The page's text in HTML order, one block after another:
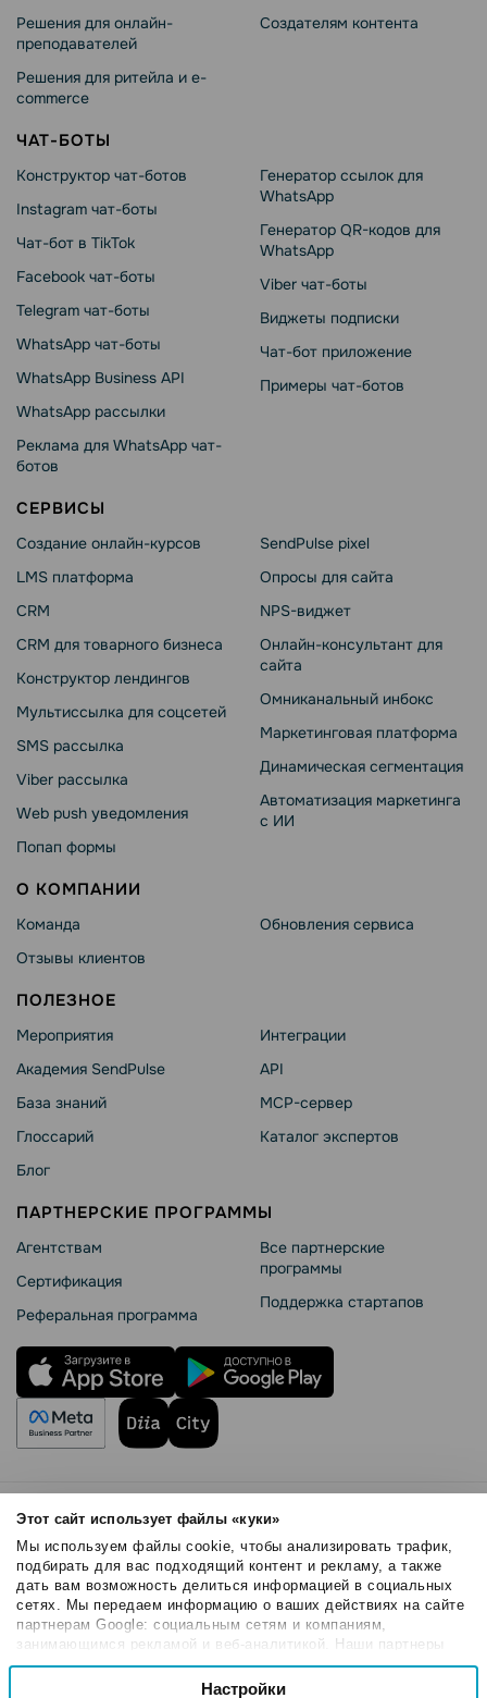
Этот сайт использует файлы «куки»
Мы используем файлы cookie, чтобы анализировать трафик,
подбирать для вас подходящий контент и рекламу, а также
дать вам возможность делиться информацией в социальных
сетях. Мы передаем информацию о ваших действиях на сайте
партнерам Google: социальным сетям и компаниям,
занимающимся рекламой и веб-аналитикой. Наши партнеры
могут комбинировать эти сведения с предоставленной вами
информацией, а также данными, которые они получили при
Выбор
Настройки
Решения для онлайн-
преподавателей
Решения для ритейла и e-
commerce
Создателям контента
ЧАТ-БОТЫ
Конструктор чат-ботов
Instagram чат-боты
Чат-бот в TikTok
Facebook чат-боты
Telegram чат-боты
WhatsApp чат-боты
WhatsApp Business API
WhatsApp рассылки
Реклама для WhatsApp чат-
ботов
Генератор ссылок для
WhatsApp
Генератор QR-кодов для
WhatsApp
Viber чат-боты
Виджеты подписки
Чат-бот приложение
Примеры чат-ботов
СЕРВИСЫ
Создание онлайн-курсов
LMS платформа
CRM
CRM для товарного бизнеса
Конструктор лендингов
Мультиссылка для соцсетей
SMS рассылка
Viber рассылка
Web push уведомления
Попап формы
SendPulse pixel
Опросы для сайта
NPS-виджет
Онлайн-консультант для
сайта
Омниканальный инбокс
Маркетинговая платформа
Динамическая сегментация
Автоматизация маркетинга
с ИИ
О КОМПАНИИ
Команда
Отзывы клиентов
Обновления сервиса
ПОЛЕЗНОЕ
Мероприятия
Академия SendPulse
База знаний
Глоссарий
Блог
Интеграции
API
MCP-сервер
Каталог экспертов
ПАРТНЕРСКИЕ ПРОГРАММЫ
Агентствам
Сертификация
Реферальная программа
Все партнерские
программы
Поддержка стартапов
Правила использования
Безопасность SendPulse
Политика конфиденциальности
Политика Cookies
© 2015 - 2026. ООО «СендПульс». Все права защищены.